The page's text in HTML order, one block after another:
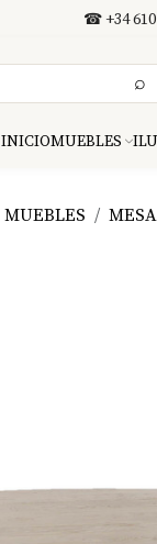
☎ +34 610
⌕
INICIOMUEBLES
MUEBLES